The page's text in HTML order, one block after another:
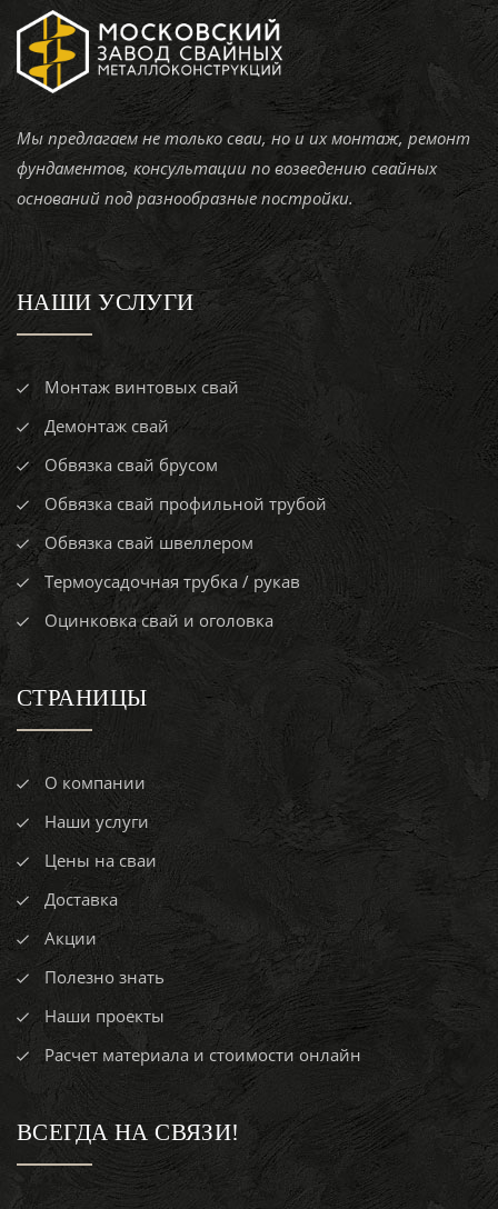
Мы предлагаем не только сваи, но и их монтаж, ремонт
фундаментов, консультации по возведению свайных
оснований под разнообразные постройки.
НАШИ УСЛУГИ
Монтаж винтовых свай
Демонтаж свай
Обвязка свай брусом
Обвязка свай профильной трубой
Обвязка свай швеллером
Термоусадочная трубка / рукав
Оцинковка свай и оголовка
СТРАНИЦЫ
О компании
Наши услуги
Цены на сваи
Доставка
Акции
Полезно знать
Наши проекты
Расчет материала и стоимости онлайн
ВСЕГДА НА СВЯЗИ!